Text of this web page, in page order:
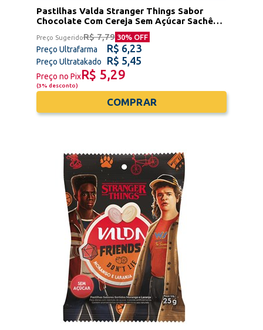
Pastilhas Valda Stranger Things Sabor
Chocolate Com Cereja Sem Açúcar Sachê
Preço SugeridoR$ 7,79 30% OFF
Preço Ultrafarma R$ 6,23
Preço Ultratakado R$ 5,45
Preço no PixR$ 5,29
(3% desconto)
COMPRAR